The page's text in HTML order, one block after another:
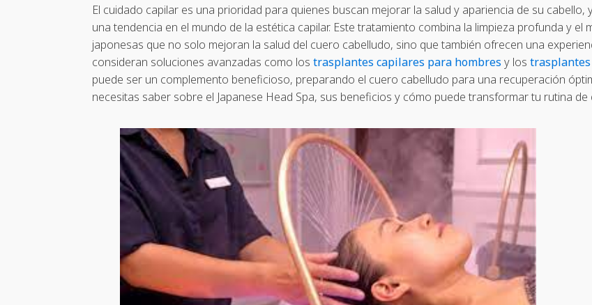
El cuidado capilar es una prioridad para quienes buscan mejorar la salud y apariencia de su cabello,
una tendencia en el mundo de la estética capilar. Este tratamiento combina la limpieza profunda y
japonesas que no solo mejoran la salud del cuero cabelludo, sino que también ofrecen una
consideran soluciones avanzadas como los trasplantes capilares para hombres y los
puede ser un complemento beneficioso, preparando el cuero cabelludo para una recuperación
necesitas saber sobre el Japanese Head Spa, sus beneficios y cómo puede transformar tu rutina de